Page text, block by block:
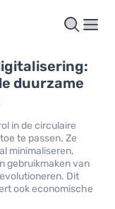
duurzame
in de circulaire
te passen. Ze
minimaliseren,
gebruikmaken van
Dit
ook economische